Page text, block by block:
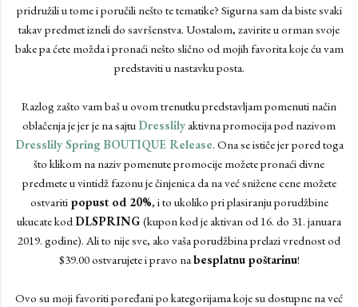
pridružili u tome i poručili nešto te tematike? Sigurna sam da biste svaki
takav predmet izneli do savršenstva. Uostalom, zavirite u orman svoje
bake pa ćete možda i pronaći nešto slično od mojih favorita koje ću vam
predstaviti u nastavku posta.
Razlog zašto vam baš u ovom trenutku predstavljam pomenuti način
oblačenja je jer je na sajtu Dresslily aktivna promocija pod nazivom
Dresslily Spring BOUTIQUE Release. Ona se ističe jer pored toga
što klikom na naziv pomenute promocije možete pronaći divne
predmete u vintidž fazonu je činjenica da na već snižene cene možete
ostvaritipopust od 20%, i to ukoliko pri plasiranju porudžbine
ukucate kodDLSPRING (kupon kod je aktivan od 16. do 31. januara
2019. godine). Ali to nije sve, ako vaša porudžbina prelazi vrednost od
$39.00 ostvarujete i pravo nabesplatnu poštarinu!
Ovo su moji favoriti poređani po kategorijama koje su dostupne na već